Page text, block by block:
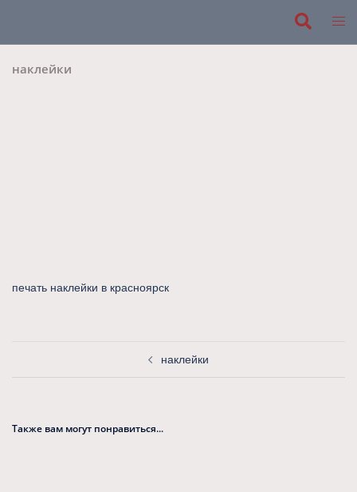
Поиск
наклейки
печать наклейки в красноярск
наклейки
Также вам могут понравиться...